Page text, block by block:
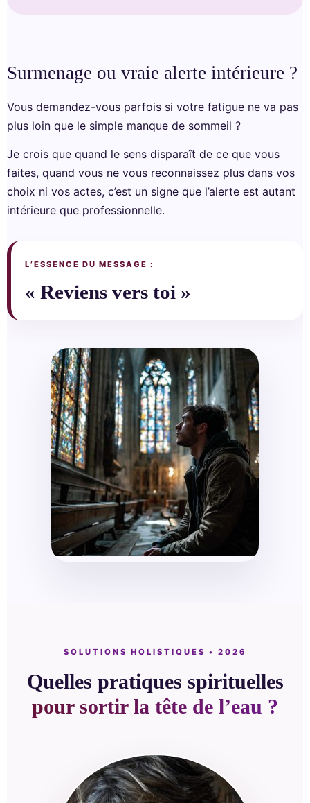
Surmenage ou vraie alerte intérieure ?
Vous demandez-vous parfois si votre fatigue ne va pas
plus loin que le simple manque de sommeil ?
Je crois que quand le sens disparaît de ce que vous
faites, quand vous ne vous reconnaissez plus dans vos
choix ni vos actes, c’est un signe que l’alerte est autant
intérieure que professionnelle.
L’ESSENCE DU MESSAGE :
« Reviens vers toi »
SOLUTIONS HOLISTIQUES • 2026
Quelles pratiques spirituelles
pour sortir la tête de l’eau ?